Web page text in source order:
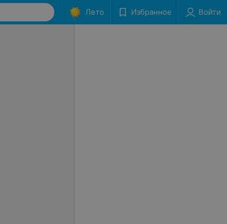
Лето Избранное Войти